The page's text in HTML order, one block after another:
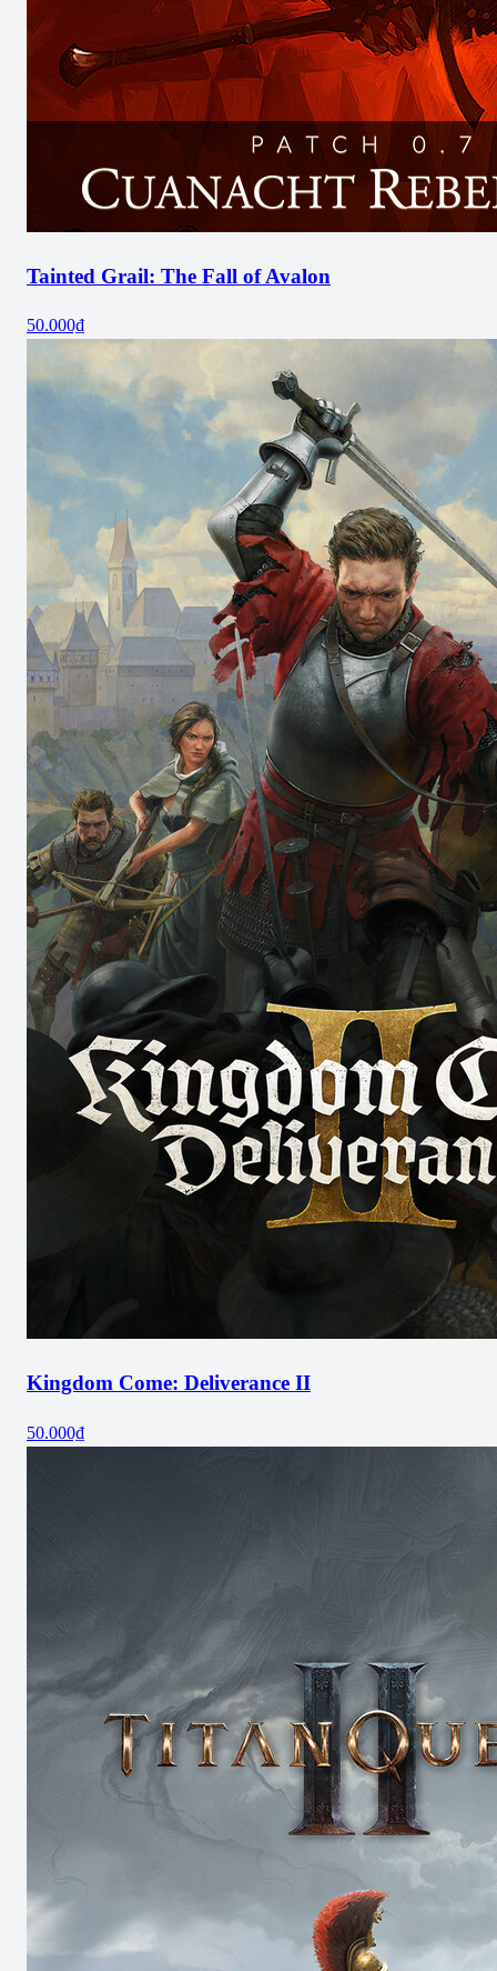
Tainted Grail: The Fall of Avalon
50.000₫
Kingdom Come: Deliverance II
50.000₫